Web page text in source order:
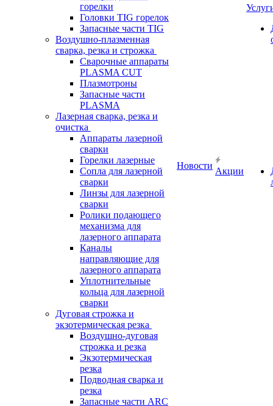
горелки
Головки TIG горелок
Запасные части TIG
Воздушно-плазменная
сварка, резка и строжка
Сварочные аппараты
PLASMA CUT
Плазмотроны
Запасные части
PLASMA
Лазерная сварка, резка и
очистка
Аппараты лазерной
сварки
Горелки лазерные
Сопла для лазерной
сварки
Линзы для лазерной
сварки
Ролики подающего
механизма для
лазерного аппарата
Каналы
направляющие для
лазерного аппарата
Уплотнительные
кольца для лазерной
сварки
Дуговая строжка и
экзотермическая резка
Воздушно-дуговая
строжка и резка
Экзотермическая
резка
Подводная сварка и
резка
Запасные части ARC
Новости
Акции